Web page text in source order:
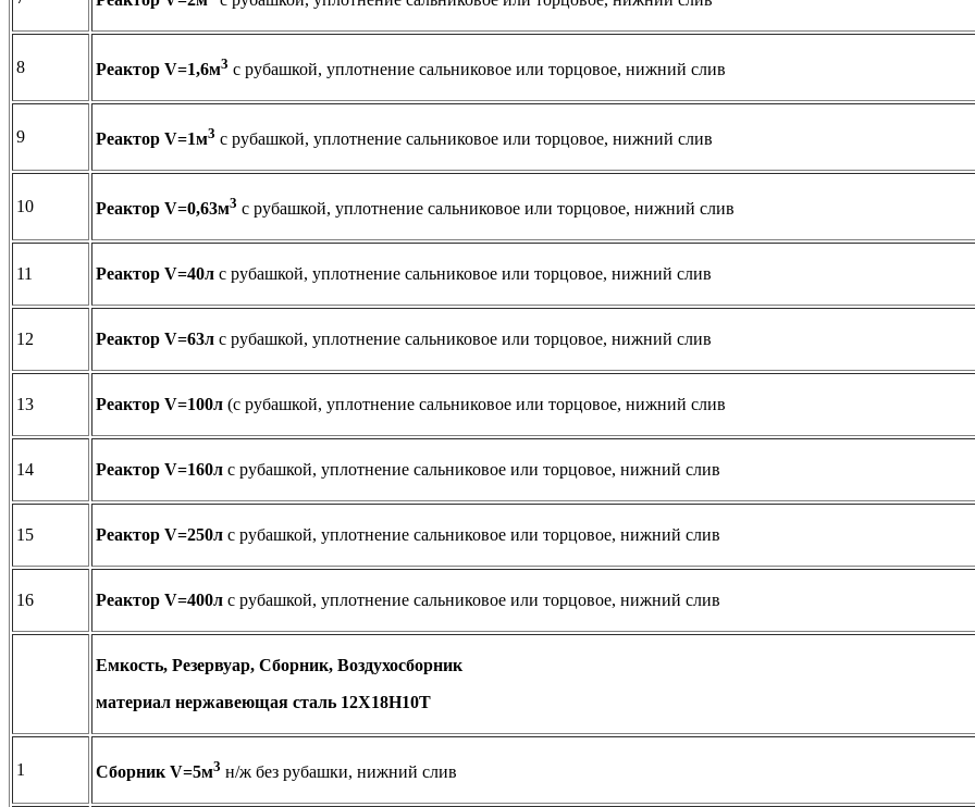
8 Реактор V=1,6м3 с рубашкой, уплотнение сальниковое или торцовое, нижний слив
9 Реактор V=1м3 с рубашкой, уплотнение сальниковое или торцовое, нижний слив
10 Реактор V=0,63м3 с рубашкой, уплотнение сальниковое или торцовое, нижний слив
11 Реактор V=40л с рубашкой, уплотнение сальниковое или торцовое, нижний слив
12 Реактор V=63л с рубашкой, уплотнение сальниковое или торцовое, нижний слив
13 Реактор V=100л (с рубашкой, уплотнение сальниковое или торцовое, нижний слив
14 Реактор V=160л с рубашкой, уплотнение сальниковое или торцовое, нижний слив
15 Реактор V=250л с рубашкой, уплотнение сальниковое или торцовое, нижний слив
16 Реактор V=400л с рубашкой, уплотнение сальниковое или торцовое, нижний слив
Емкость, Резервуар, Сборник, Воздухосборник
материал нержавеющая сталь 12Х18Н10Т
1 Сборник V=5м3 н/ж без рубашки, нижний слив